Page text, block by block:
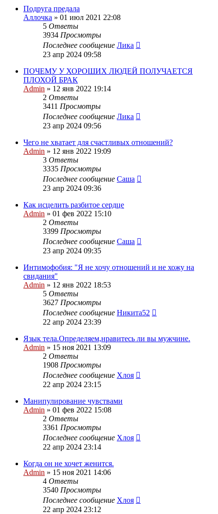
Подруга предала
Аллочка » 01 июл 2021 22:08
5 Ответы
3934 Просмотры
Последнее сообщение Лика
23 апр 2024 09:58
ПОЧЕМУ У ХОРОШИХ ЛЮДЕЙ ПОЛУЧАЕТСЯ
ПЛОХОЙ БРАК
Admin » 12 янв 2022 19:14
2 Ответы
3411 Просмотры
Последнее сообщение Лика
23 апр 2024 09:56
Чего не хватает для счастливых отношений?
Admin » 12 янв 2022 19:09
3 Ответы
3335 Просмотры
Последнее сообщение Саша
23 апр 2024 09:36
Как исцелить разбитое сердце
Admin » 01 фев 2022 15:10
2 Ответы
3399 Просмотры
Последнее сообщение Саша
23 апр 2024 09:35
Интимофобия: "Я не хочу отношений и не хожу на
свидания"
Admin » 12 янв 2022 18:53
5 Ответы
3627 Просмотры
Последнее сообщение Никита52
22 апр 2024 23:39
Язык тела.Определяем,нравитесь ли вы мужчине.
Admin » 15 ноя 2021 13:09
2 Ответы
1908 Просмотры
Последнее сообщение Хлоя
22 апр 2024 23:15
Манипулирование чувствами
Admin » 01 фев 2022 15:08
2 Ответы
3361 Просмотры
Последнее сообщение Хлоя
22 апр 2024 23:14
Когда он не хочет женится.
Admin » 15 ноя 2021 14:06
4 Ответы
3540 Просмотры
Последнее сообщение Хлоя
22 апр 2024 23:12